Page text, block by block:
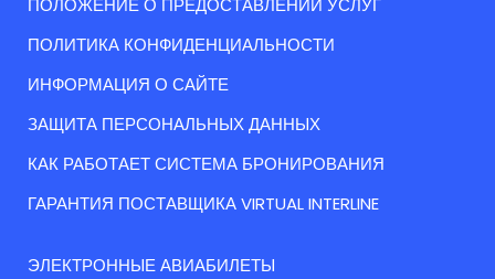
ПОЛОЖЕНИЕ О ПРЕДОСТАВЛЕНИИ УСЛУГ
ПОЛИТИКА КОНФИДЕНЦИАЛЬНОСТИ
ИНФОРМАЦИЯ О САЙТЕ
ЗАЩИТА ПЕРСОНАЛЬНЫХ ДАННЫХ
КАК РАБОТАЕТ СИСТЕМА БРОНИРОВАНИЯ
ГАРАНТИЯ ПОСТАВЩИКА VIRTUAL INTERLINE
ЭЛЕКТРОННЫЕ АВИАБИЛЕТЫ